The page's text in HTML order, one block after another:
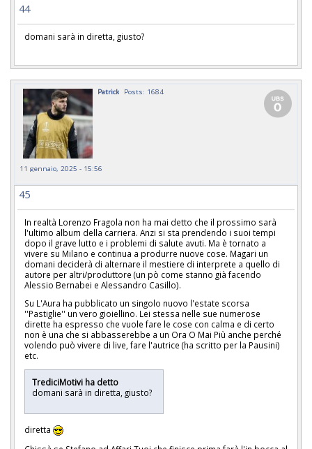
44
domani sarà in diretta, giusto?
Patrick Posts: 1684
11 gennaio, 2025 - 15:56
45
In realtà Lorenzo Fragola non ha mai detto che il prossimo sarà
l'ultimo album della carriera. Anzi si sta prendendo i suoi tempi
dopo il grave lutto e i problemi di salute avuti. Ma è tornato a
vivere su Milano e continua a produrre nuove cose. Magari un
domani deciderà di alternare il mestiere di interprete a quello di
autore per altri/produttore (un pò come stanno già facendo
Alessio Bernabei e Alessandro Casillo).
Su L'Aura ha pubblicato un singolo nuovo l'estate scorsa
''Pastiglie'' un vero gioiellino. Lei stessa nelle sue numerose
dirette ha espresso che vuole fare le cose con calma e di certo
non è una che si abbasserebbe a un Ora O Mai Più anche perché
volendo può vivere di live, fare l'autrice (ha scritto per la Pausini)
etc.
TrediciMotivi ha detto
domani sarà in diretta, giusto?
diretta